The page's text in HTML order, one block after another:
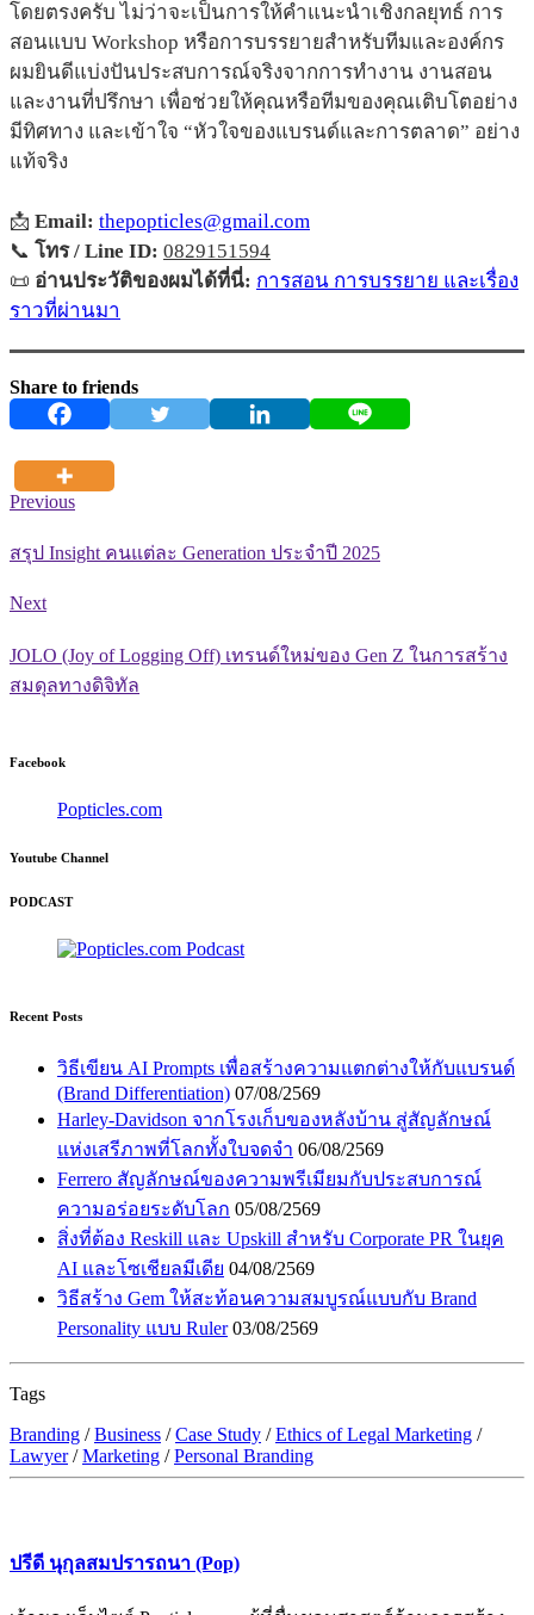
โดยตรงครับ ไม่ว่าจะเป็นการให้คำแนะนำเชิงกลยุทธ์ การ
สอนแบบ Workshop หรือการบรรยายสำหรับทีมและองค์กร
ผมยินดีแบ่งปันประสบการณ์จริงจากการทำงาน งานสอน
และงานที่ปรึกษา เพื่อช่วยให้คุณหรือทีมของคุณเติบโตอย่าง
มีทิศทาง และเข้าใจ “หัวใจของแบรนด์และการตลาด” อย่าง
แท้จริง
📩 Email: thepopticles@gmail.com
📞 โทร / Line ID: 0829151594
📜 อ่านประวัติของผมได้ที่นี่: การสอน การบรรยาย และเรื่อง
ราวที่ผ่านมา
Share to friends
Previous
สรุป Insight คนแต่ละ Generation ประจำปี 2025
Next
JOLO (Joy of Logging Off) เทรนด์ใหม่ของ Gen Z ในการสร้าง
สมดุลทางดิจิทัล
Facebook
Popticles.com
Youtube Channel
PODCAST
Recent Posts
วิธีเขียน AI Prompts เพื่อสร้างความแตกต่างให้กับแบรนด์
(Brand Differentiation) 07/08/2569
Harley-Davidson จากโรงเก็บของหลังบ้าน สู่สัญลักษณ์
แห่งเสรีภาพที่โลกทั้งใบจดจำ 06/08/2569
Ferrero สัญลักษณ์ของความพรีเมียมกับประสบการณ์
ความอร่อยระดับโลก 05/08/2569
สิ่งที่ต้อง Reskill และ Upskill สำหรับ Corporate PR ในยุค
AI และโซเชียลมีเดีย 04/08/2569
วิธีสร้าง Gem ให้สะท้อนความสมบูรณ์แบบกับ Brand
Personality แบบ Ruler 03/08/2569
Tags
Branding /Business /Case Study /Ethics of Legal Marketing /
Lawyer/Marketing /Personal Branding
ปรีดี นุกุลสมปรารถนา (Pop)